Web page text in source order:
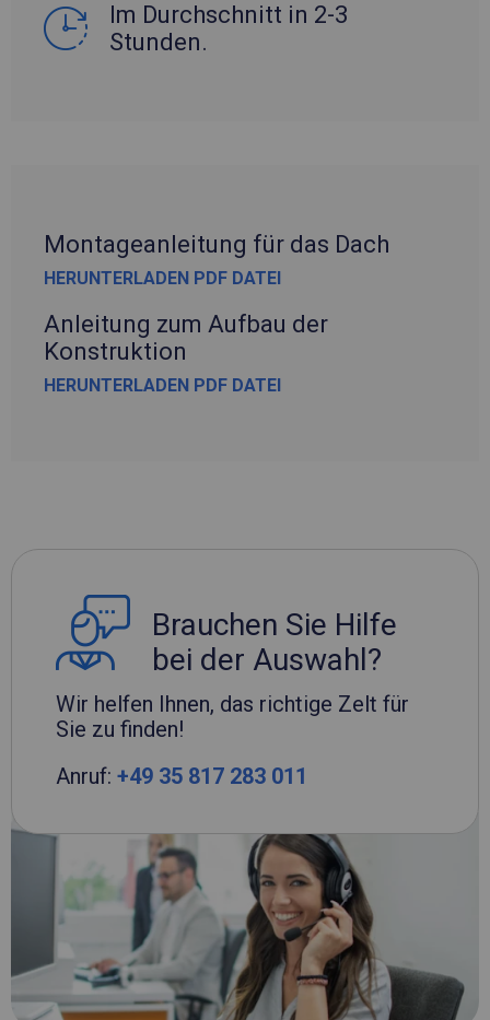
Im Durchschnitt in 2-3
Stunden.
Montageanleitung für das Dach
HERUNTERLADEN PDF DATEI
Anleitung zum Aufbau der
Konstruktion
HERUNTERLADEN PDF DATEI
Brauchen Sie Hilfe
bei der Auswahl?
Wir helfen Ihnen, das richtige Zelt für
Sie zu finden!
Anruf: +49 35 817 283 011